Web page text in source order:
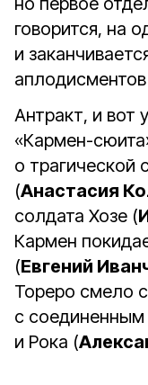
говорится, на
и
Антракт, и вот
«Кармен-
о трагической
(Анастасия
солдата Хозе (
Кармен
(Евгений
Тореро смело
с
и Рока (